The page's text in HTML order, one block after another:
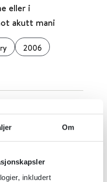
Om
inkludert
eller i
akutt mani
2006